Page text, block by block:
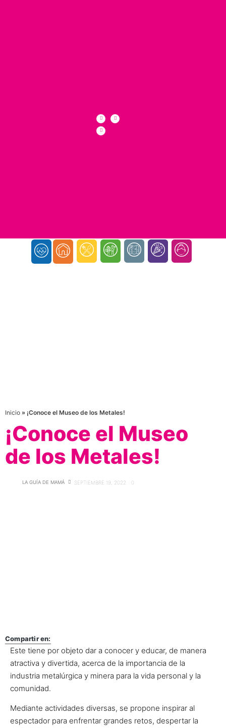
Inicio » ¡Conoce el Museo de los Metales!
¡Conoce el Museo
de los Metales!
LA GUÍA DE MAMÁ SEPTIEMBRE 19, 2022 0
Compartir en:
Este tiene por objeto dar a conocer y educar, de manera
atractiva y divertida, acerca de la importancia de la
industria metalúrgica y minera para la vida personal y la
comunidad.
Mediante actividades diversas, se propone inspirar al
espectador para enfrentar grandes retos, despertar la